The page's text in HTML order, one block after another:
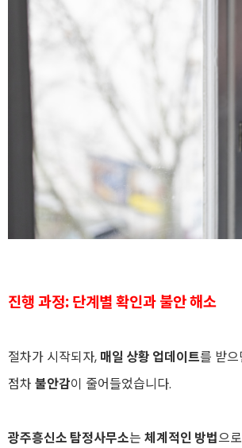
진행 과정: 단계별 확인과 불안 해소
절차가 시작되자, 매일 상황 업데이트를 받으
점차 불안감이 줄어들었습니다.
광주흥신소 탐정사무소는 체계적인 방법으로